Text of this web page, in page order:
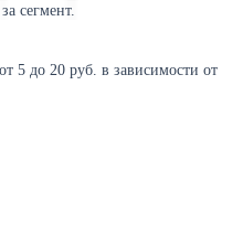
сегмент.
5 до 20 руб. в зависимости от